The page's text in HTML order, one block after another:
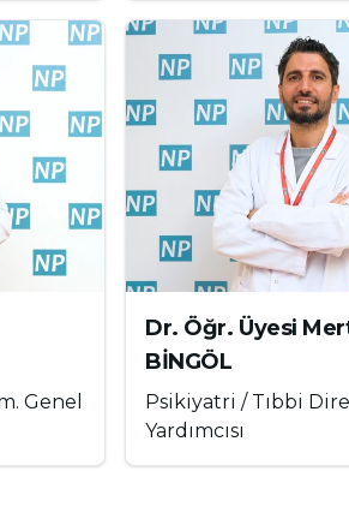
Genel
Dr. Öğr. Üyesi
BİNGÖL
Psikiyatri / Tıbbi
Yardımcısı